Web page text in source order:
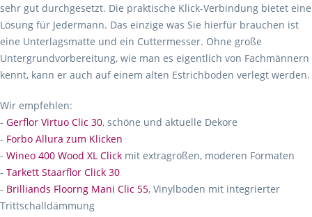
sehr gut durchgesetzt. Die praktische Klick-Verbindung bietet eine
Lösung für Jedermann. Das einzige was Sie hierfür brauchen ist
eine Unterlagsmatte und ein Cuttermesser. Ohne große
Untergrundvorbereitung, wie man es eigentlich von Fachmännern
kennt, kann er auch auf einem alten Estrichboden verlegt werden.
Wir empfehlen:
- Gerflor Virtuo Clic 30, schöne und aktuelle Dekore
- Forbo Allura zum Klicken
- Wineo 400 Wood XL Click mit extragroßen, moderen Formaten
- Tarkett Staarflor Click 30
- Brilliands Floorng Mani Clic 55, Vinylboden mit integrierter
Trittschalldämmung